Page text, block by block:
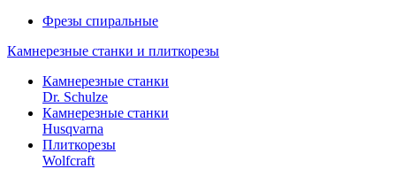
Фрезы спиральные
Камнерезные станки и плиткорезы
Камнерезные станки
Dr. Schulze
Камнерезные станки
Husqvarna
Плиткорезы
Wolfcraft